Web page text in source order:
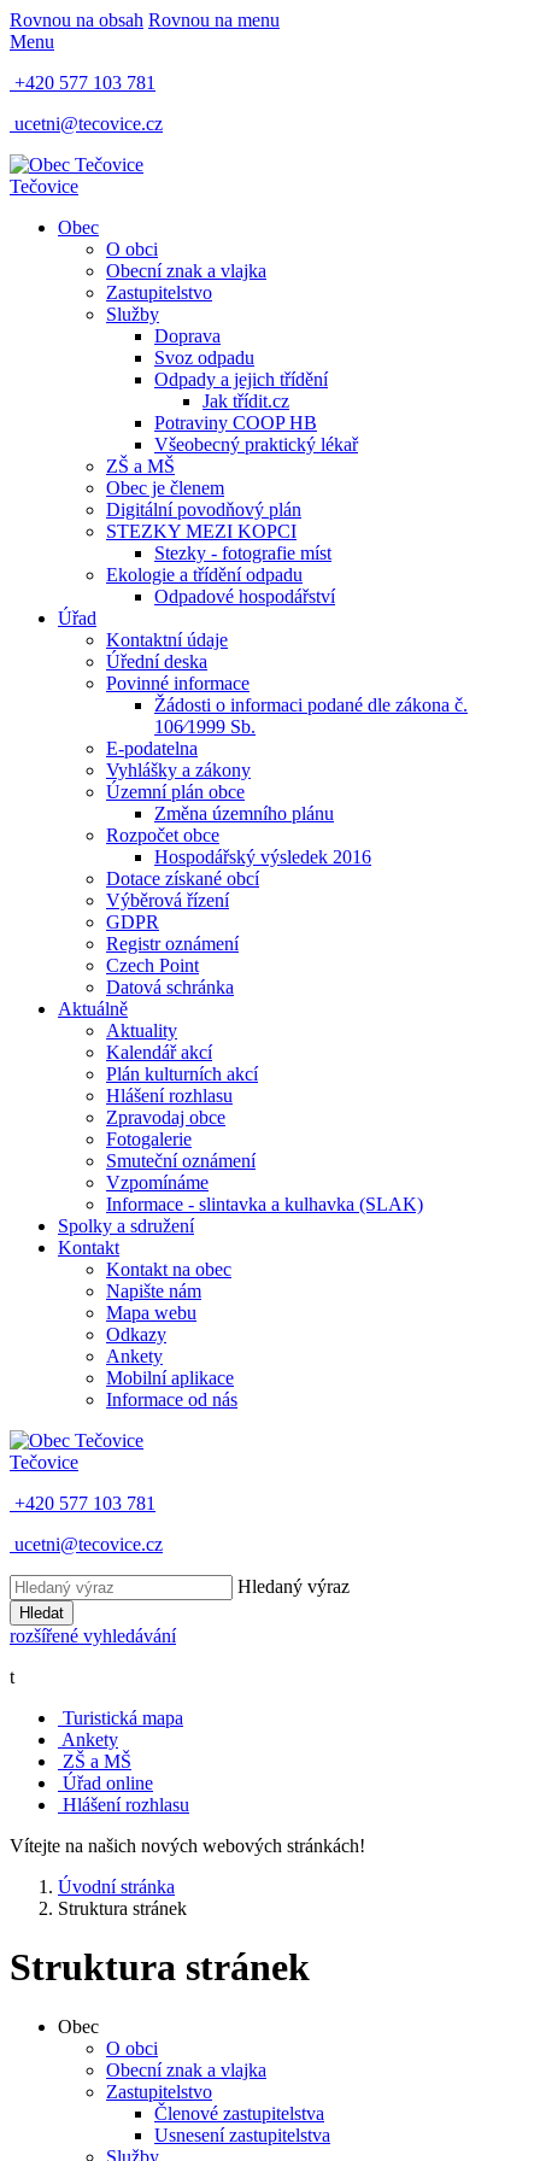
Rovnou na obsah Rovnou na menu
Menu
+420 577 103 781
ucetni@tecovice.cz
Tečovice
Obec
O obci
Obecní znak a vlajka
Zastupitelstvo
Služby
Doprava
Svoz odpadu
Odpady a jejich třídění
Jak třídit.cz
Potraviny COOP HB
Všeobecný praktický lékař
ZŠ a MŠ
Obec je členem
Digitální povodňový plán
STEZKY MEZI KOPCI
Stezky - fotografie míst
Ekologie a třídění odpadu
Odpadové hospodářství
Úřad
Kontaktní údaje
Úřední deska
Povinné informace
Žádosti o informaci podané dle zákona č.
106⁄1999 Sb.
E-podatelna
Vyhlášky a zákony
Územní plán obce
Změna územního plánu
Rozpočet obce
Hospodářský výsledek 2016
Dotace získané obcí
Výběrová řízení
GDPR
Registr oznámení
Czech Point
Datová schránka
Aktuálně
Aktuality
Kalendář akcí
Plán kulturních akcí
Hlášení rozhlasu
Zpravodaj obce
Fotogalerie
Smuteční oznámení
Vzpomínáme
Informace - slintavka a kulhavka (SLAK)
Spolky a sdružení
Kontakt
Kontakt na obec
Napište nám
Mapa webu
Odkazy
Ankety
Mobilní aplikace
Informace od nás
Tečovice
+420 577 103 781
ucetni@tecovice.cz
Hledaný výraz
Hledat
rozšířené vyhledávání
t
Turistická mapa
Ankety
ZŠ a MŠ
Úřad online
Hlášení rozhlasu
Vítejte na našich nových webových stránkách!
Úvodní stránka
Struktura stránek
Struktura stránek
Obec
O obci
Obecní znak a vlajka
Zastupitelstvo
Členové zastupitelstva
Usnesení zastupitelstva
Služby